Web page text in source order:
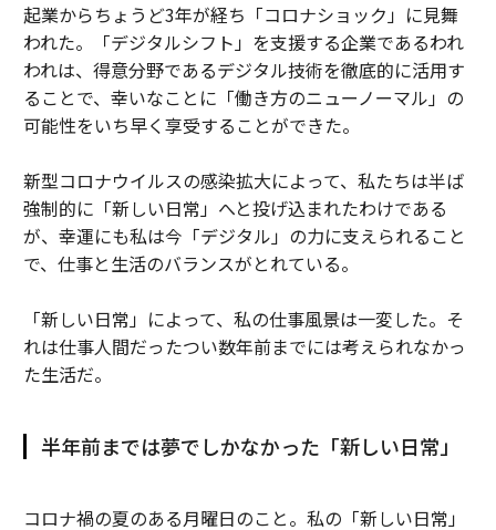
起業からちょうど3年が経ち「コロナショック」に見舞
われた。「デジタルシフト」を支援する企業であるわれ
われは、得意分野であるデジタル技術を徹底的に活用す
ることで、幸いなことに「働き方のニューノーマル」の
可能性をいち早く享受することができた。
新型コロナウイルスの感染拡大によって、私たちは半ば
強制的に「新しい日常」へと投げ込まれたわけである
が、幸運にも私は今「デジタル」の力に支えられること
で、仕事と生活のバランスがとれている。
「新しい日常」によって、私の仕事風景は一変した。そ
れは仕事人間だったつい数年前までには考えられなかっ
た生活だ。
半年前までは夢でしかなかった「新しい日常」
コロナ禍の夏のある月曜日のこと。私の「新しい日常」